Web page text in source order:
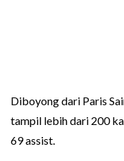
Diboyong dari Paris
tampil lebih dari 200
69 assist.